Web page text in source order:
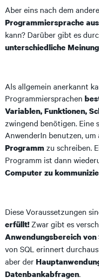
Aber eins nach dem
Programmiersprache aus
kann? Darüber gibt es
unterschiedliche
Als allgemein anerkannt
Programmiersprachen
Variablen, Funktionen,
zwingend benötigen. Eine
AnwenderIn benutzen, um
Programmzu schreiben.
Programm ist dann
Computer zu
Diese Voraussetzungen
erfüllt!Zwar gibt es
Anwendungsbereich
von SQL erinnert
aber der
Datenbankabfragen.